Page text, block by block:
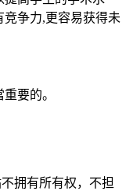
争力,更容易获得未
要的。
拥有所有权，不担